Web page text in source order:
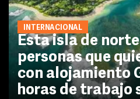
INTERNACIONAL
Esta isla de
personas que
con alojamiento
horas de trabajo